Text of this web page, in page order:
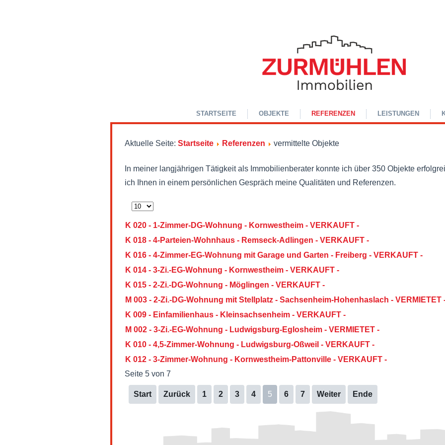
STARTSEITE OBJEKTE REFERENZEN LEISTUNGEN
Aktuelle Seite: Startseite Referenzen vermittelte Objekte
In meiner langjährigen Tätigkeit als Immobilienberater konnte ich über 350 Objekte
ich Ihnen in einem persönlichen Gespräch meine Qualitäten und Referenzen.
Anzeige
K 020 - 1-Zimmer-DG-Wohnung - Kornwestheim - VERKAUFT -
K 018 - 4-Parteien-Wohnhaus - Remseck-Adlingen - VERKAUFT -
K 016 - 4-Zimmer-EG-Wohnung mit Garage und Garten - Freiberg - VERKAUFT -
K 014 - 3-Zi.-EG-Wohnung - Kornwestheim - VERKAUFT -
K 015 - 2-Zi.-DG-Wohnung - Möglingen - VERKAUFT -
M 003 - 2-Zi.-DG-Wohnung mit Stellplatz - Sachsenheim-Hohenhaslach - VERMIETET
K 009 - Einfamilienhaus - Kleinsachsenheim - VERKAUFT -
M 002 - 3-Zi.-EG-Wohnung - Ludwigsburg-Eglosheim - VERMIETET -
K 010 - 4,5-Zimmer-Wohnung - Ludwigsburg-Oßweil - VERKAUFT -
K 012 - 3-Zimmer-Wohnung - Kornwestheim-Pattonville - VERKAUFT -
Seite 5 von 7
Start Zurück 1 2 3 4 5 6 7 Weiter Ende